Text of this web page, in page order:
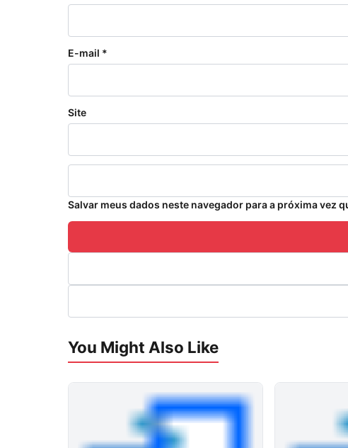
E-mail *
Site
Salvar meus dados neste navegador para a próxima vez
You Might Also Like